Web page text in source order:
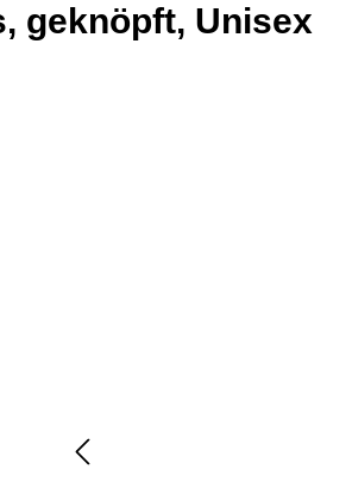
geknöpft, Unisex